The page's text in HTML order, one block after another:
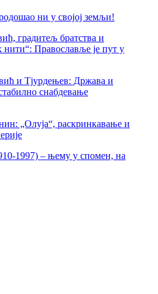
ни у својој земљи!
градитељ братства и
Православље је пут у
и Тјурдењев: Држава и
снабдевање
„Олуја“, раскринкавање и
1997) – њему у спомен, на